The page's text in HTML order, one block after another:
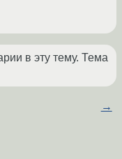
в эту тему. Тема
→